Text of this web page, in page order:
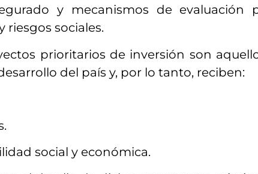
y mecanismos de evaluación
riesgos sociales.
prioritarios de inversión son
del país y, por lo tanto, reciben:
social y económica.